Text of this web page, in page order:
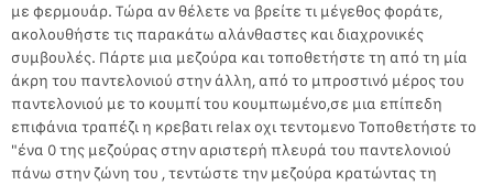
με φερμουάρ. Τώρα αν θέλετε να βρείτε τι μέγεθος φοράτε,
ακολουθήστε τις παρακάτω αλάνθαστες και διαχρονικές
συμβουλές. Πάρτε μια μεζούρα και τοποθετήστε τη από τη μία
άκρη του παντελονιού στην άλλη, από το μπροστινό μέρος του
παντελονιού με το κουμπί του κουμπωμένο,σε μια επίπεδη
επιφάνια τραπέζι η κρεβατι relax οχι τεντομενο Τοποθετήστε το
"ένα 0 της μεζούρας στην αριστερή πλευρά του παντελονιού
πάνω στην ζώνη του , τεντώστε την μεζούρα κρατώντας τη